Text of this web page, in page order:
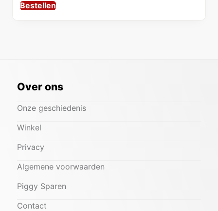
Bestellen
Over ons
Onze geschiedenis
Winkel
Privacy
Algemene voorwaarden
Piggy Sparen
Contact